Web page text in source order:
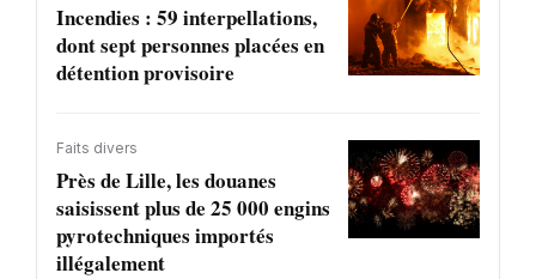
Incendies : 59 interpellations,
dont sept personnes placées en
détention provisoire
Faits divers
Près de Lille, les douanes
saisissent plus de 25 000 engins
pyrotechniques importés
illégalement